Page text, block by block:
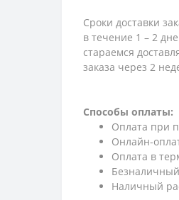
Сроки доставки
в течение 1 – 2
стараемся
заказа через 2
Способы оплаты:
Оплата при
Онлайн-
Оплата в
Наличный